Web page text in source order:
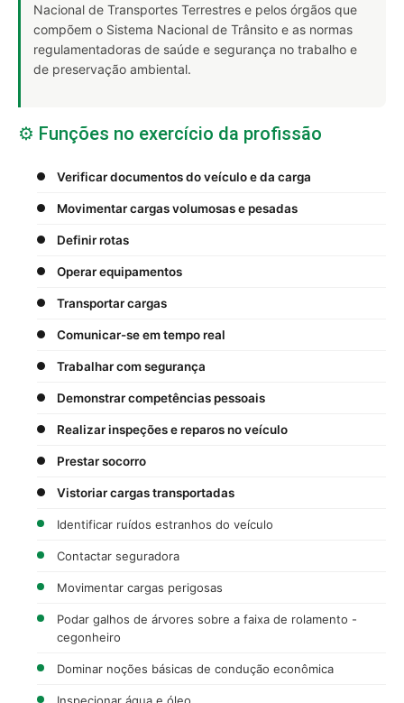
Nacional de Transportes Terrestres e pelos órgãos que
compõem o Sistema Nacional de Trânsito e as normas
regulamentadoras de saúde e segurança no trabalho e
de preservação ambiental.
⚙️ Funções no exercício da profissão
Verificar documentos do veículo e da carga
Movimentar cargas volumosas e pesadas
Definir rotas
Operar equipamentos
Transportar cargas
Comunicar-se em tempo real
Trabalhar com segurança
Demonstrar competências pessoais
Realizar inspeções e reparos no veículo
Prestar socorro
Vistoriar cargas transportadas
Identificar ruídos estranhos do veículo
Contactar seguradora
Movimentar cargas perigosas
Podar galhos de árvores sobre a faixa de rolamento -
cegonheiro
Dominar noções básicas de condução econômica
Inspecionar água e óleo